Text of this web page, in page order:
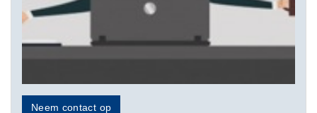
Neem contact op